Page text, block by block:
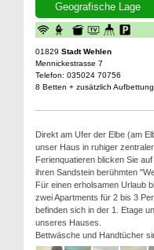
Geografische Lage
01829 Stadt Wehlen
Mennickestrasse 7
Telefon: 035024 70756
8 Betten + zusätzlich Aufbettung
Direkt am Ufer der Elbe (am
unser Haus in ruhiger
Ferienquatieren blicken Sie
ihren Sandstein berühmten
Für einen erholsamen Urlaub
zwei Apartments für 2 bis 3
befinden sich in der 1. Etage
unseres Hauses.
Bettwäsche und Handtücher